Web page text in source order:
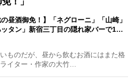
の昼酒御免！】「ネグローニ」「山崎」
ッタン」新宿三丁目の隠れ家バーで1…
ものだが、昼から飲むお酒にはまた格
イター・作家の大竹…